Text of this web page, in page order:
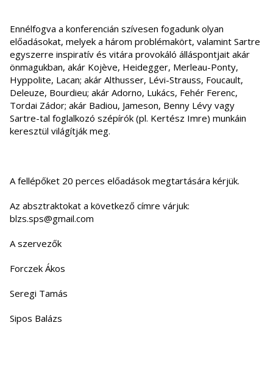
Ennélfogva a konferencián szívesen fogadunk olyan
előadásokat, melyek a három problémakört, valamint Sartre
egyszerre inspiratív és vitára provokáló álláspontjait akár
önmagukban, akár Kojève, Heidegger, Merleau-Ponty,
Hyppolite, Lacan; akár Althusser, Lévi-Strauss, Foucault,
Deleuze, Bourdieu; akár Adorno, Lukács, Fehér Ferenc,
Tordai Zádor; akár Badiou, Jameson, Benny Lévy vagy
Sartre-tal foglalkozó szépírók (pl. Kertész Imre) munkáin
keresztül világítják meg.
A fellépőket 20 perces előadások megtartására kérjük.
Az absztraktokat a következő címre várjuk:
blzs.sps@gmail.com
A szervezők
Forczek Ákos
Seregi Tamás
Sipos Balázs